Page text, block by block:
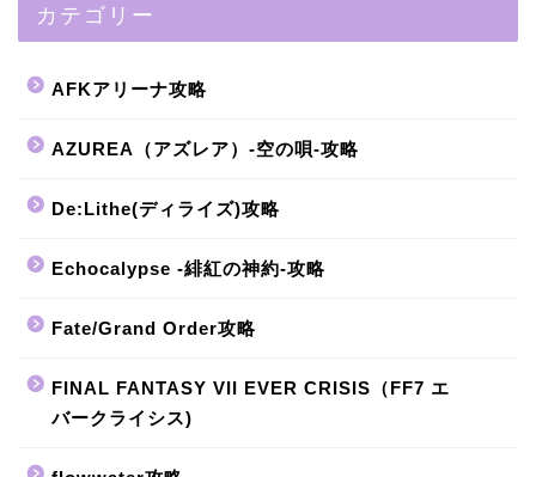
カテゴリー
AFKアリーナ攻略
AZUREA（アズレア）-空の唄-攻略
De:Lithe(ディライズ)攻略
Echocalypse -緋紅の神約-攻略
Fate/Grand Order攻略
FINAL FANTASY VII EVER CRISIS（FF7 エ
バークライシス)